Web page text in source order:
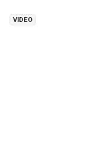
VIDEO